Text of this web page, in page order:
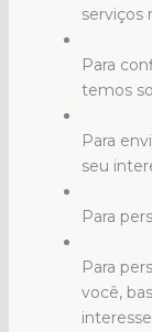
serviços
Para
temos
Para
seu
Para
Para
você,